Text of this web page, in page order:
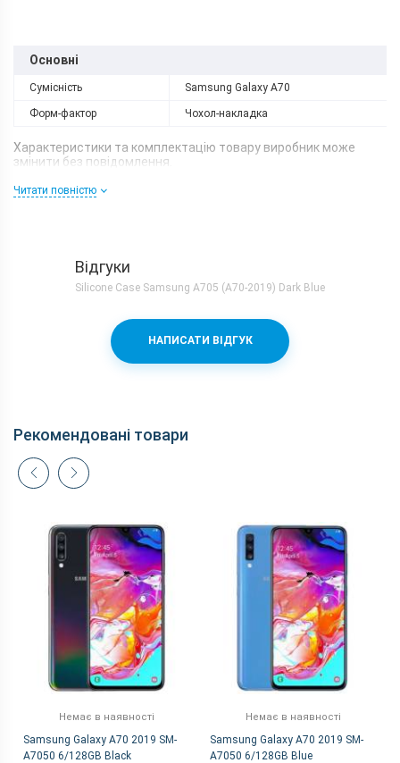
Основні
Сумісність Samsung Galaxy A70
Форм-фактор Чохол-накладка
Характеристики та комплектацію товару виробник може
змінити без повідомлення.
Читати повністю
Відгуки
Silicone Case Samsung A705 (A70-2019) Dark Blue
НАПИСАТИ ВІДГУК
Рекомендовані товари
Немає в наявності
Samsung Galaxy A70 2019 SM-
A7050 6/128GB Black
Немає в наявності
Samsung Galaxy A70 2019 SM-
A7050 6/128GB Blue